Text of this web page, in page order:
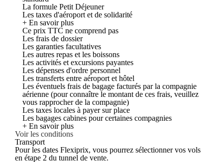
La formule Petit Déjeuner
Les taxes d'aéroport et de solidarité
+ En savoir plus
Ce prix TTC ne comprend pas
Les frais de dossier
Les garanties facultatives
Les autres repas et les boissons
Les activités et excursions payantes
Les dépenses d'ordre personnel
Les transferts entre aéroport et hôtel
Les éventuels frais de bagage facturés par la compagnie
aérienne (pour connaître le montant de ces frais, veuillez
vous rapprocher de la compagnie)
Les taxes locales à payer sur place
Les bagages cabines pour certaines compagnies
+ En savoir plus
Voir les conditions
Transport
Pour les dates Flexiprix, vous pourrez sélectionner vos vols
en étape 2 du tunnel de vente.